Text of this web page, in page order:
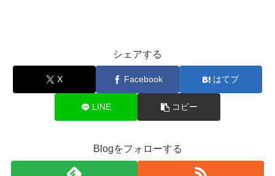
シェアする
X Facebook はてブ
LINE コピー
Blogをフォローする